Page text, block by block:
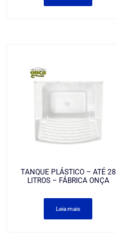
TANQUE PLÁSTICO – ATÉ 28
LITROS – FÁBRICA ONÇA
Leia mais